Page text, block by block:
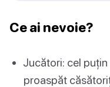
Ce ai nevoie?
Jucători: cel
proaspăt